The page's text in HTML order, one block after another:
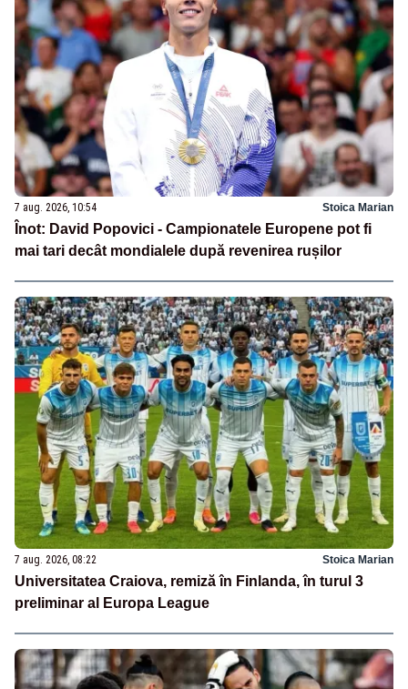
7 aug. 2026, 10:54 Stoica Marian
Înot: David Popovici - Campionatele Europene pot fi
mai tari decât mondialele după revenirea rușilor
7 aug. 2026, 08:22 Stoica Marian
Universitatea Craiova, remiză în Finlanda, în turul 3
preliminar al Europa League